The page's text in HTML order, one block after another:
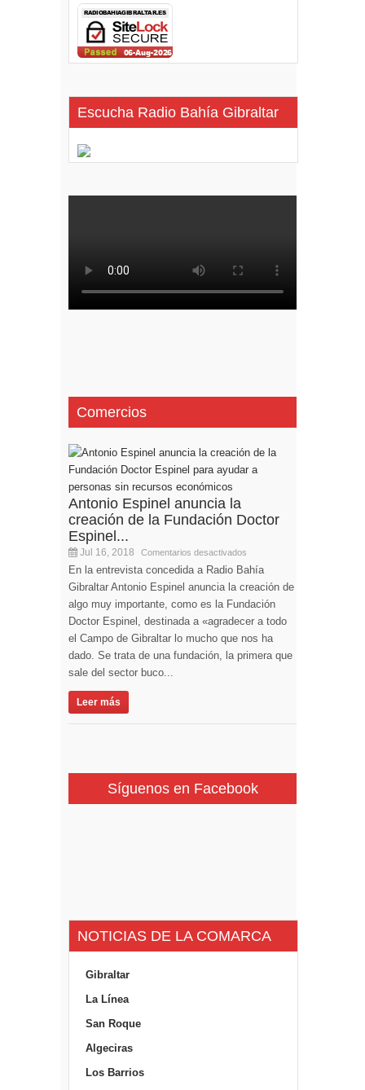
Escucha Radio Bahía Gibraltar
Comercios
Antonio Espinel anuncia la
creación de la Fundación Doctor
Espinel...
Jul 16, 2018 Comentarios desactivados
En la entrevista concedida a Radio Bahía
Gibraltar Antonio Espinel anuncia la creación de
algo muy importante, como es la Fundación
Doctor Espinel, destinada a «agradecer a todo
el Campo de Gibraltar lo mucho que nos ha
dado. Se trata de una fundación, la primera que
sale del sector buco...
Leer más
Síguenos en Facebook
NOTICIAS DE LA COMARCA
Gibraltar
La Línea
San Roque
Algeciras
Los Barrios